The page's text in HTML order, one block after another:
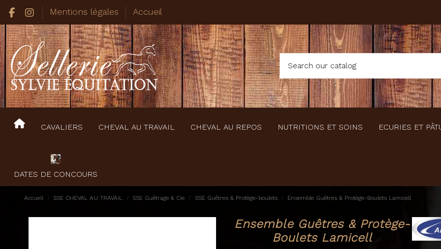
Mentions légales Accueil
CAVALIERS CHEVAL AU TRAVAIL CHEVAL AU REPOS NUTRITIONS ET SOINS ECURIES ET
DATES DE CONCOURS
Accueil SSE CHEVAL AU TRAVAIL SSE Guêtrage & Cie SSE Guêtres & Protège-boulets Ensemble Guêtres & Protège-Boulets Lamicell
Ensemble Guêtres & Protège-
Boulets Lamicell